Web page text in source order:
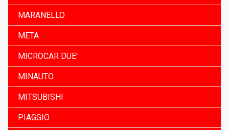
MARANELLO
META
MICROCAR DUE'
MINAUTO
MITSUBISHI
PIAGGIO